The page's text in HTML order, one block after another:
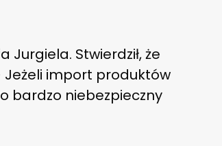
Jurgiela. Stwierdził, że
Jeżeli import produktów
bardzo niebezpieczny